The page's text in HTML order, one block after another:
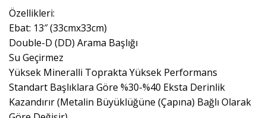
Özellikleri:
Ebat: 13″ (33cmx33cm)
Double-D (DD) Arama Başlığı
Su Geçirmez
Yüksek Mineralli Toprakta Yüksek Performans
Standart Başlıklara Göre %30-%40 Eksta Derinlik
Kazandırır (Metalin Büyüklüğüne (Çapına) Bağlı Olarak